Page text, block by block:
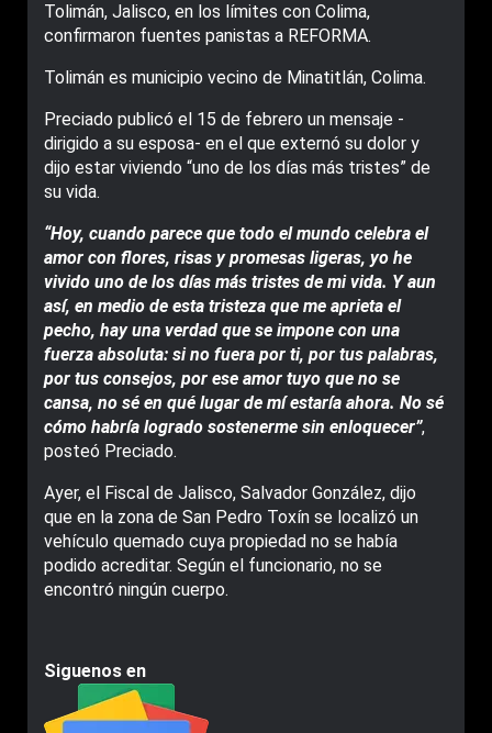
Tolimán, Jalisco, en los límites con Colima,
confirmaron fuentes panistas a REFORMA.
Tolimán es municipio vecino de Minatitlán, Colima.
Preciado publicó el 15 de febrero un mensaje -
dirigido a su esposa- en el que externó su dolor y
dijo estar viviendo “uno de los días más tristes” de
su vida.
“Hoy, cuando parece que todo el mundo celebra el
amor con flores, risas y promesas ligeras, yo he
vivido uno de los días más tristes de mi vida. Y aun
así, en medio de esta tristeza que me aprieta el
pecho, hay una verdad que se impone con una
fuerza absoluta: si no fuera por ti, por tus palabras,
por tus consejos, por ese amor tuyo que no se
cansa, no sé en qué lugar de mí estaría ahora. No sé
cómo habría logrado sostenerme sin enloquecer”,
posteó Preciado.
Ayer, el Fiscal de Jalisco, Salvador González, dijo
que en la zona de San Pedro Toxín se localizó un
vehículo quemado cuya propiedad no se había
podido acreditar. Según el funcionario, no se
encontró ningún cuerpo.
Siguenos en